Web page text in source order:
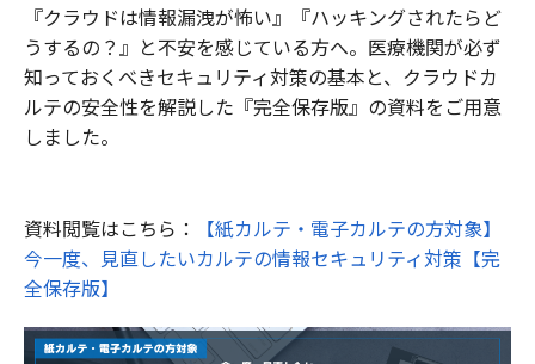
『クラウドは情報漏洩が怖い』『ハッキングされたらど
うするの？』と不安を感じている方へ。医療機関が必ず
知っておくべきセキュリティ対策の基本と、クラウドカ
ルテの安全性を解説した『完全保存版』の資料をご用意
しました。
資料閲覧はこちら：
【紙カルテ・電子カルテの方対象】
今一度、見直したいカルテの情報セキュリティ対策【完
全保存版】